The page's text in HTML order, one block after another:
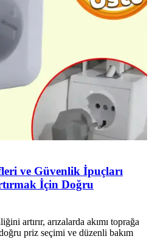
ve Güvenlik İpuçları
İçin Doğru
artırır, arızalarda akımı toprağa
priz seçimi ve düzenli bakım